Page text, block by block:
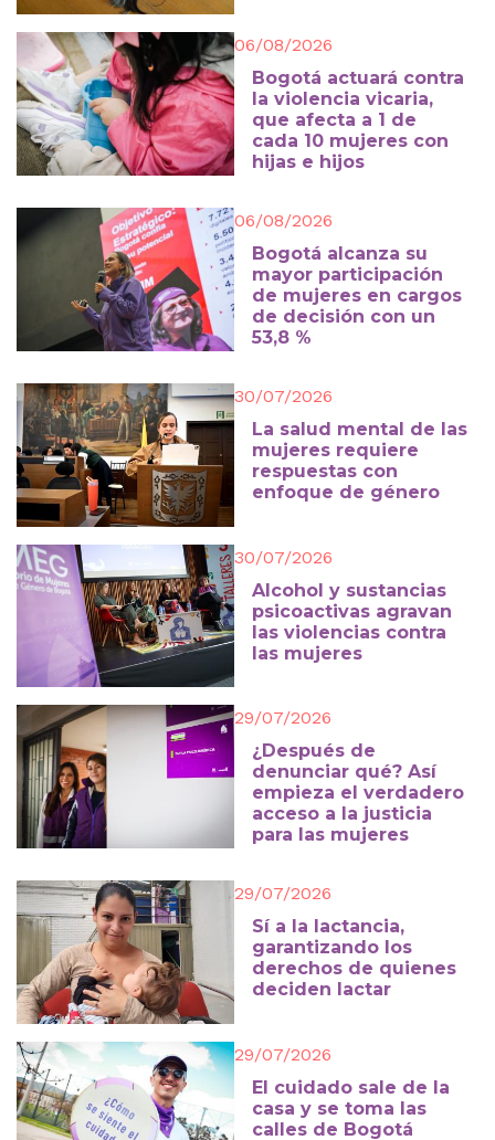
06/08/2026
Bogotá actuará contra
la violencia vicaria,
que afecta a 1 de
cada 10 mujeres con
hijas e hijos
06/08/2026
Bogotá alcanza su
mayor participación
de mujeres en cargos
de decisión con un
53,8 %
30/07/2026
La salud mental de las
mujeres requiere
respuestas con
enfoque de género
30/07/2026
Alcohol y sustancias
psicoactivas agravan
las violencias contra
las mujeres
29/07/2026
¿Después de
denunciar qué? Así
empieza el verdadero
acceso a la justicia
para las mujeres
29/07/2026
Sí a la lactancia,
garantizando los
derechos de quienes
deciden lactar
29/07/2026
El cuidado sale de la
casa y se toma las
calles de Bogotá